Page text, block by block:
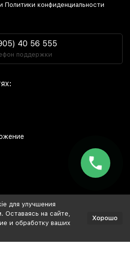
Политики конфиденциальности
40 56 555
поддержки
для улучшения
Оставаясь на сайте,
и обработку ваших
Хорошо